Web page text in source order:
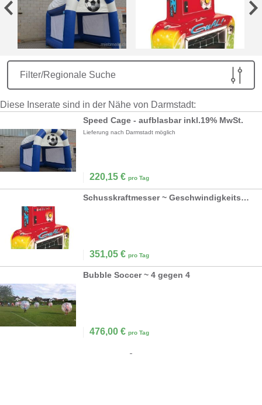
Filter/Regionale Suche
Diese Inserate sind in der Nähe von Darmstadt:
Speed Cage - aufblasbar inkl.19% MwSt.
Lieferung nach Darmstadt möglich
220,15 € pro Tag
Schusskraftmesser ~ Geschwindigkeitsmesser
351,05 € pro Tag
Bubble Soccer ~ 4 gegen 4
476,00 € pro Tag